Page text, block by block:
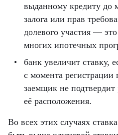
выданному кредиту до
залога или прав
долевого участия —
многих ипотечных
банк увеличит ставку,
с момента регистрации
заемщик не
её расположения.
Во всех этих случаях